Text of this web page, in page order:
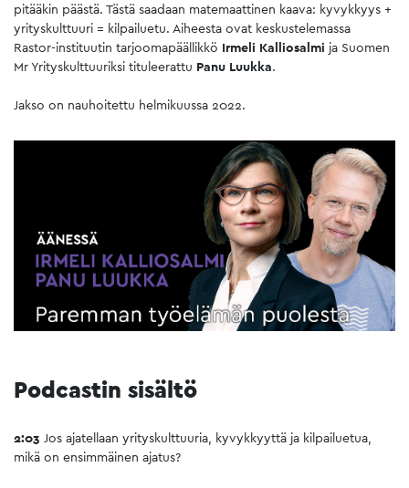
pitääkin päästä. Tästä saadaan matemaattinen kaava: kyvykkyys +
yrityskulttuuri = kilpailuetu. Aiheesta ovat keskustelemassa
Rastor-instituutin tarjoomapäällikkö Irmeli Kalliosalmi ja Suomen
Mr Yrityskulttuuriksi tituleerattu Panu Luukka.
Jakso on nauhoitettu helmikuussa 2022.
Podcastin sisältö
2:03 Jos ajatellaan yrityskulttuuria, kyvykkyyttä ja kilpailuetua,
mikä on ensimmäinen ajatus?